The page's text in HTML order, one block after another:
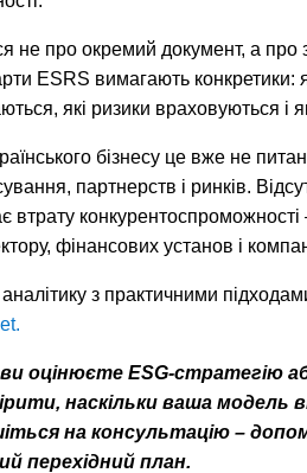
не про окремий документ, а про
ESRS вимагають конкретики:
які ризики враховуються і
бізнесу це вже не
партнерств і ринків.
втрату
фінансових установ і
з практичними
оцінюєте ESG-стратегію
наскільки ваша модель
на консультацію –
перехідний план.